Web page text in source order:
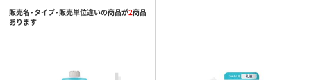
販売名・タイプ・販売単位違いの商品が2商品
あります